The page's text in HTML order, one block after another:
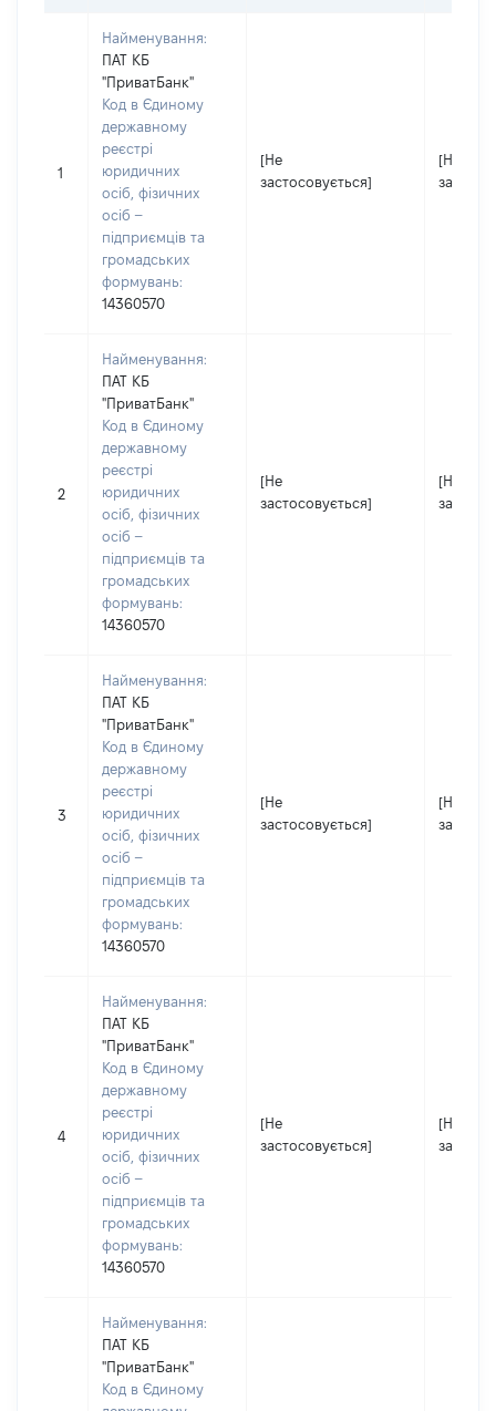
1
Найменування:
ПАТ КБ
"ПриватБанк"
Код в Єдиному
державному
реєстрі
юридичних
осіб, фізичних
осіб –
підприємців та
громадських
формувань:
14360570
[Не
застосовується]
[Не
2
Найменування:
ПАТ КБ
"ПриватБанк"
Код в Єдиному
державному
реєстрі
юридичних
осіб, фізичних
осіб –
підприємців та
громадських
формувань:
14360570
[Не
застосовується]
[Не
3
Найменування:
ПАТ КБ
"ПриватБанк"
Код в Єдиному
державному
реєстрі
юридичних
осіб, фізичних
осіб –
підприємців та
громадських
формувань:
14360570
[Не
застосовується]
[Не
4
Найменування:
ПАТ КБ
"ПриватБанк"
Код в Єдиному
державному
реєстрі
юридичних
осіб, фізичних
осіб –
підприємців та
громадських
формувань:
14360570
[Не
застосовується]
[Не
Найменування:
ПАТ КБ
"ПриватБанк"
Код в Єдиному